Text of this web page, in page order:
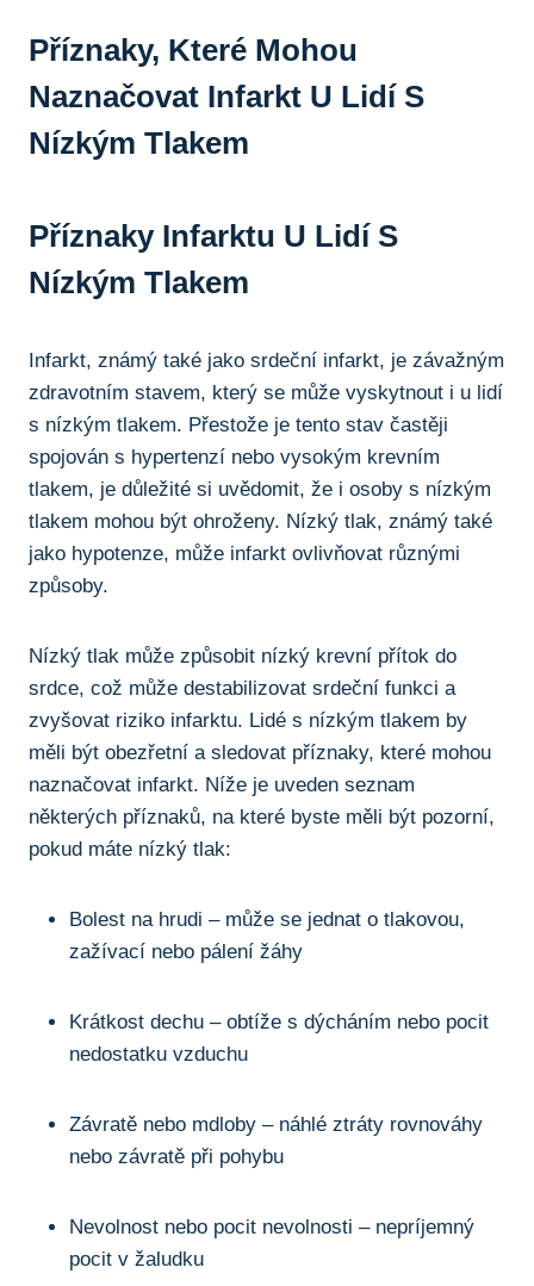
Příznaky, ⁢které Mohou
Naznačovat​ Infarkt U Lidí S
Nízkým Tlakem
Příznaky Infarktu U Lidí S
Nízkým Tlakem
Infarkt, známý ⁣také jako srdeční infarkt, je závažným
zdravotním​ stavem, který se‍ může vyskytnout i ⁣u lidí
s nízkým tlakem.⁢ Přestože je tento stav častěji
spojován s⁤ hypertenzí⁣ nebo vysokým krevním
⁢tlakem, je​ důležité‍ si ⁣uvědomit, že i osoby s nízkým
tlakem mohou ‍být ⁤ohroženy.‍ Nízký tlak, známý také
jako hypotenze, může infarkt⁢ ovlivňovat různými
způsoby.
Nízký⁢ tlak může způsobit nízký krevní přítok do ​
srdce, což může destabilizovat srdeční ⁢funkci a
zvyšovat riziko infarktu. Lidé s nízkým tlakem by‍
měli být obezřetní⁤ a ​sledovat příznaky,⁢ které mohou
naznačovat infarkt.⁢ Níže je uveden seznam
některých příznaků,‍ na které byste měli ⁢být pozorní,
pokud máte nízký‍ tlak:
Bolest​ na⁣ hrudi‍ – může⁣ se jednat o tlakovou,
zažívací nebo pálení žáhy
Krátkost dechu – obtíže ‌s ‌dýcháním nebo⁢ pocit​
nedostatku vzduchu
Závratě nebo mdloby – náhlé ztráty rovnováhy
nebo závratě při pohybu
Nevolnost ⁤nebo ⁣pocit nevolnosti – nepríjemný
pocit v žaludku